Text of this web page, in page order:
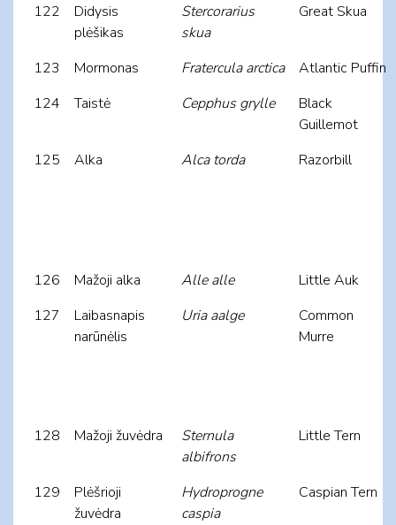
122
Didysis
plėšikas
Stercorarius
skua
Great Skua
123 Mormonas Fratercula arctica
Atlantic Puffin
124
Taistė Cepphus grylle
Black
Guillemot
125
Alka Alca torda Razorbill
126 Mažoji alka Alle alle
Little Auk
127
Laibasnapis
narūnėlis
Uria aalge
Common
Murre
128 Mažoji žuvėdra
Sternula
albifrons
Little Tern
129
Plėšrioji
žuvėdra
Hydroprogne
caspia
Caspian Tern